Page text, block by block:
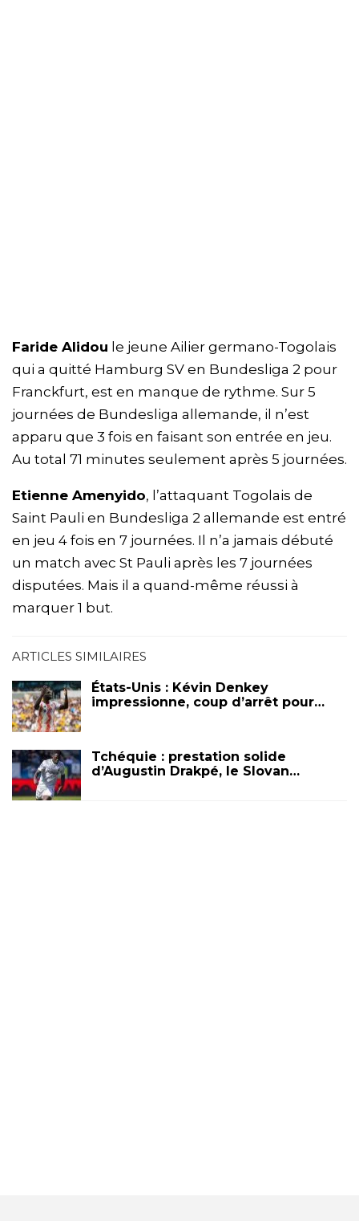
Faride Alidou le jeune Ailier germano-Togolais
qui a quitté Hamburg SV en Bundesliga 2 pour
Franckfurt, est en manque de rythme. Sur 5
journées de Bundesliga allemande, il n’est
apparu que 3 fois en faisant son entrée en jeu.
Au total 71 minutes seulement après 5 journées.
Etienne Amenyido, l’attaquant Togolais de
Saint Pauli en Bundesliga 2 allemande est entré
en jeu 4 fois en 7 journées. Il n’a jamais débuté
un match avec St Pauli après les 7 journées
disputées. Mais il a quand-même réussi à
marquer 1 but.
ARTICLES SIMILAIRES
États-Unis : Kévin Denkey
impressionne, coup d’arrêt pour…
Tchéquie : prestation solide
d’Augustin Drakpé, le Slovan…